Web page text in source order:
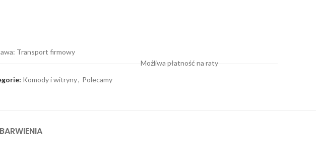
Transport firmowy
Możliwa płatność na raty
Komody i witryny, Polecamy